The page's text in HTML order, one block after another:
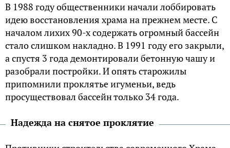
В 1988 году общественники начали лоббировать
идею восстановления храма на прежнем месте. С
началом лихих 90-х содержать огромный бассейн
стало слишком накладно. В 1991 году его закрыли,
а спустя 3 года демонтировали бетонную чашу и
разобрали постройки. И опять старожилы
припомнили проклятье игуменьи, ведь
просуществовал бассейн только 34 года.
Надежда на снятое проклятие